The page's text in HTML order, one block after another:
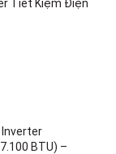
Tiết Kiệm Điện
Inverter
BTU) –